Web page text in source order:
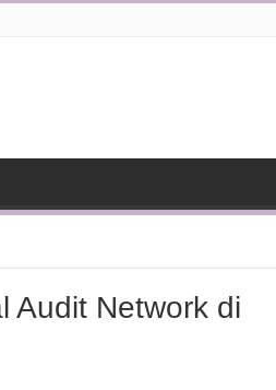
Audit Network di